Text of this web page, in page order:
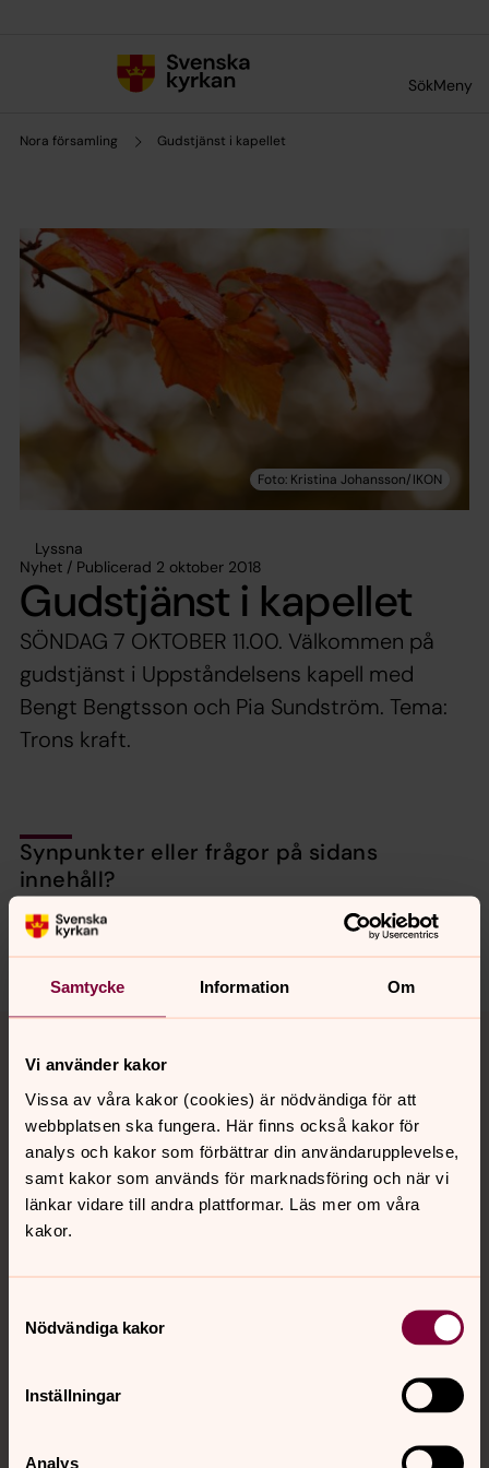
Samtycke Information Om
Vi använder kakor
Vissa av våra kakor (cookies) är nödvändiga för att
webbplatsen ska fungera. Här finns också kakor för
analys och kakor som förbättrar din användarupplevelse,
samt kakor som används för marknadsföring och när vi
länkar vidare till andra plattformar. Läs mer om våra
kakor.
Nödvändiga kakor
Inställningar
Analys
SökMeny
Nora församling Gudstjänst i kapellet
Lyssna
Nyhet / Publicerad 2 oktober 2018
Gudstjänst i kapellet
SÖNDAG 7 OKTOBER 11.00. Välkommen på
gudstjänst i Uppståndelsens kapell med
Bengt Bengtsson och Pia Sundström. Tema:
Trons kraft.
Synpunkter eller frågor på sidans
innehåll?
nora.tarnsjo.forsamling@svenskakyrkan.se
Dela
Tillbaka till toppen
Tillbaka till innehållet
Kontakt
Kalender